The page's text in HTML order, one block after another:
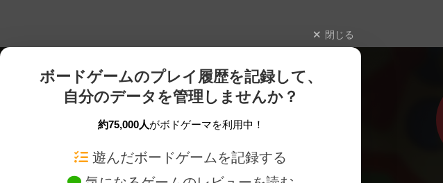
閉じる
ボードゲームのプレイ履歴を記録して、
自分のデータを管理しませんか？
約75,000人がボドゲーマを利用中！
遊んだボードゲームを記録する